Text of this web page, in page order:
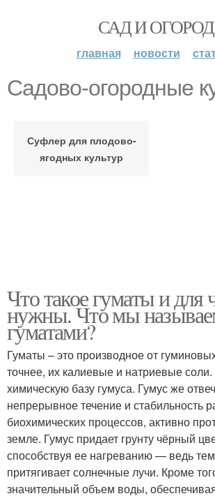
САД И ОГОРОД
главная новости
Садово-огородные
Суфлер для плодово-
ягодных культур
Что такое гуматы и для
нужны. Что мы
гуматами?
Гуматы – это производное от
точнее, их калиевые и натриевые
химическую базу гумуса. Гумус же
непрерывное течение и стабильность
биохимических процессов, активно
земле. Гумус придает грунту чёрный
способствуя ее нагреванию — ведь
притягивает солнечные лучи. Кроме
значительный объем воды,